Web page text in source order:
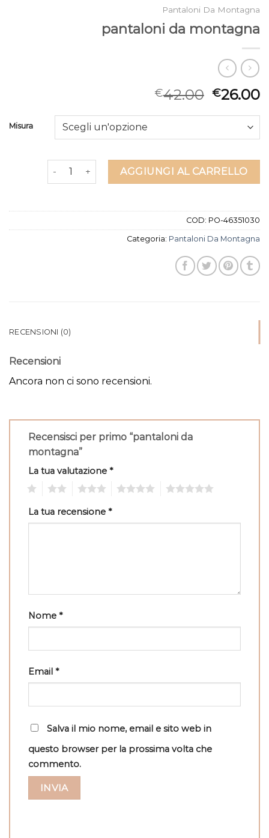
Pantaloni Da Montagna
pantaloni da montagna
€42.00 €26.00
Misura
pantaloni da montagna quantità
AGGIUNGI AL CARRELLO
COD: PO-46351030
Categoria: Pantaloni Da Montagna
RECENSIONI (0)
Recensioni
Ancora non ci sono recensioni.
Recensisci per primo “pantaloni da
montagna”
La tua valutazione *
La tua recensione *
Nome *
Email *
Salva il mio nome, email e sito web in
questo browser per la prossima volta che
commento.